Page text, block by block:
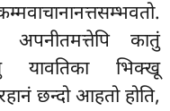
अपनीतमत्तेपि कातुं
यावतिका भिक्खू
छन्दो आहतो होति,